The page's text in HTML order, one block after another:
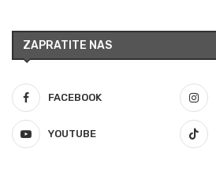
ZAPRATITE NAS
FACEBOOK
YOUTUBE